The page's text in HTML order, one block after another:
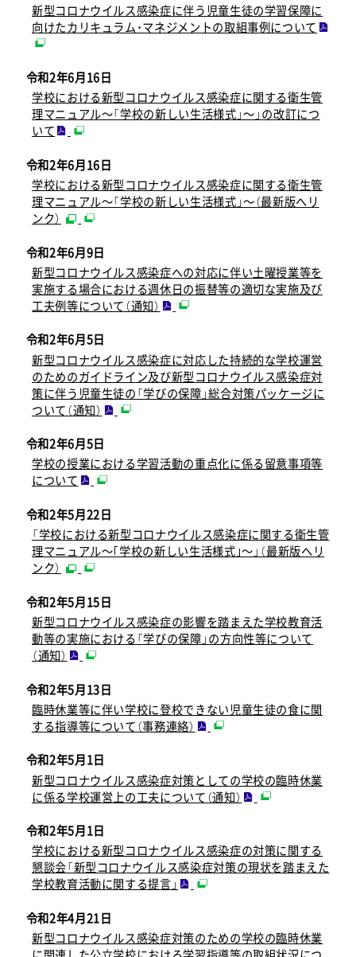
新型コロナウイルス感染症に伴う児童生徒の学習保障に
向けたカリキュラム・マネジメントの取組事例について
令和2年6月16日
学校における新型コロナウイルス感染症に関する衛生管
理マニュアル～「学校の新しい生活様式」～」の改訂につ
いて
令和2年6月16日
学校における新型コロナウイルス感染症に関する衛生管
理マニュアル～「学校の新しい生活様式」～（最新版へリ
ンク）
令和2年6月9日
新型コロナウイルス感染症への対応に伴い土曜授業等を
実施する場合における週休日の振替等の適切な実施及び
工夫例等について（通知）
令和2年6月5日
新型コロナウイルス感染症に対応した持続的な学校運営
のためのガイドライン及び新型コロナウイルス感染症対
策に伴う児童生徒の「学びの保障」総合対策パッケージに
ついて（通知）
令和2年6月5日
学校の授業における学習活動の重点化に係る留意事項等
について
令和2年5月22日
「学校における新型コロナウイルス感染症に関する衛生管
理マニュアル～｢学校の新しい生活様式｣～」（最新版へリ
ンク）
令和2年5月15日
新型コロナウイルス感染症の影響を踏まえた学校教育活
動等の実施における「学びの保障」の方向性等について
（通知）
令和2年5月13日
臨時休業等に伴い学校に登校できない児童生徒の食に関
する指導等について（事務連絡）
令和2年5月1日
新型コロナウイルス感染症対策としての学校の臨時休業
に係る学校運営上の工夫について（通知）
令和2年5月1日
学校における新型コロナウイルス感染症の対策に関する
懇談会「新型コロナウイルス感染症対策の現状を踏まえた
学校教育活動に関する提言」
令和2年4月21日
新型コロナウイルス感染症対策のための学校の臨時休業